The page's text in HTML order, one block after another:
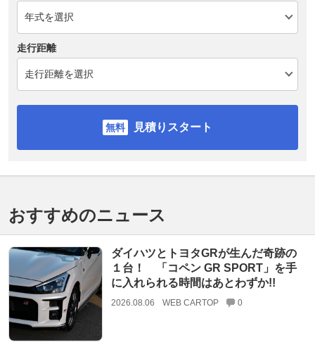
走行距離
見積りスタート
おすすめのニュース
ダイハツとトヨタGRが生んだ奇跡の
１台！ 「コペン GR SPORT」を手
に入れられる時間はあとわずか!!
2026.08.06 WEB CARTOP 0